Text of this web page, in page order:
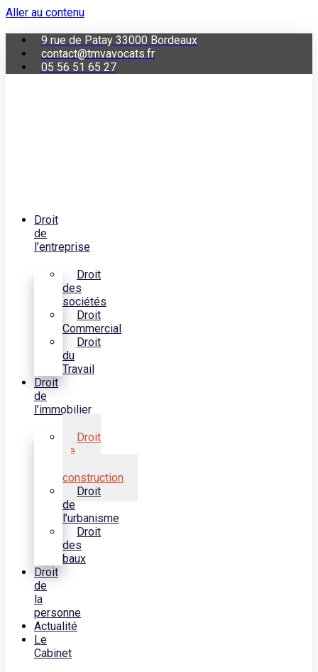
Aller au contenu
9 rue de Patay 33000 Bordeaux
contact@tmvavocats.fr
05 56 51 65 27
Droit
de
l’entreprise
Droit
des
sociétés
Droit
Commercial
Droit
du
Travail
Droit
de
l’immobilier
Droit
de
construction
Droit
de
l’urbanisme
Droit
des
baux
Droit
de
la
personne
Actualité
Le
Cabinet